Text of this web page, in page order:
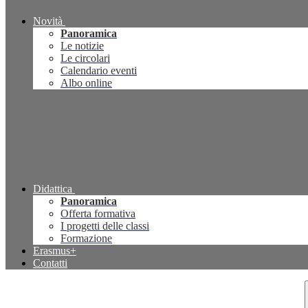
Novità
Panoramica
Le notizie
Le circolari
Calendario eventi
Albo online
Didattica
Panoramica
Offerta formativa
I progetti delle classi
Formazione
Erasmus+
Contatti